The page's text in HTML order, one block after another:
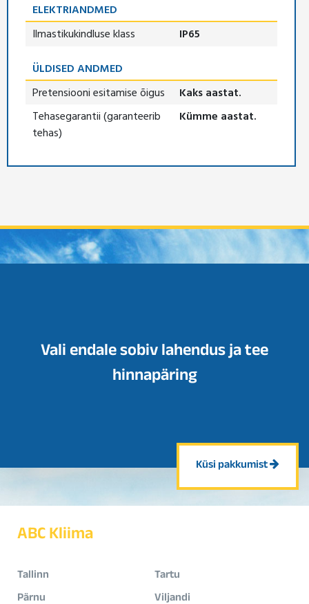
ELEKTRIANDMED
Ilmastikukindluse klass
IP65
ÜLDISED ANDMED
Pretensiooni esitamise õigus
Kaks aastat.
Tehasegarantii (garanteerib
tehas)
Kümme aastat.
Vali endale sobiv lahendus ja tee
hinnapäring
Küsi pakkumist
ABC Kliima
Tallinn
Tartu
Pärnu
Viljandi